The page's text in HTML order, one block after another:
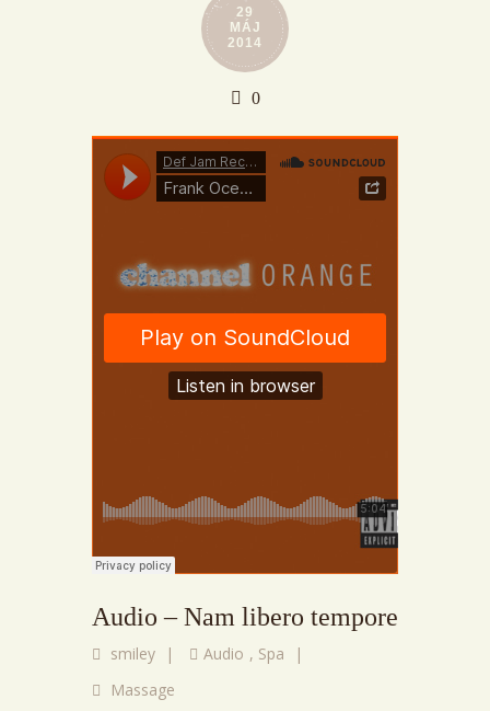
29
MÁJ
2014
0
Audio – Nam libero tempore
smiley | Audio , Spa
|
Massage